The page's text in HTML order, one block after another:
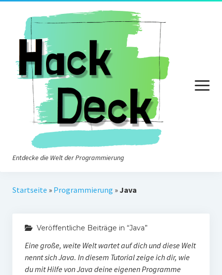
Entdecke die Welt der Programmierung
Menü
öffnen
Startseite
Kryptografie
Algorithmus – Eigenschaften und Laufzeit
Sortieralgorithmen im Überblick
Startseite » Programmierung »Java
Veröffentliche Beiträge in “Java”
Eine große, weite Welt wartet auf dich und diese Welt
nennt sich Java. In diesem Tutorial zeige ich dir, wie
du mit Hilfe von Java deine eigenen Programme